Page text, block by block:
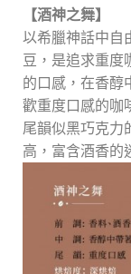
【酒神之舞】
以希臘神話中自
豆，是追求重度
的口感，在香醇
歡重度口感的咖
尾韻似黑巧克力
高，富含酒香的